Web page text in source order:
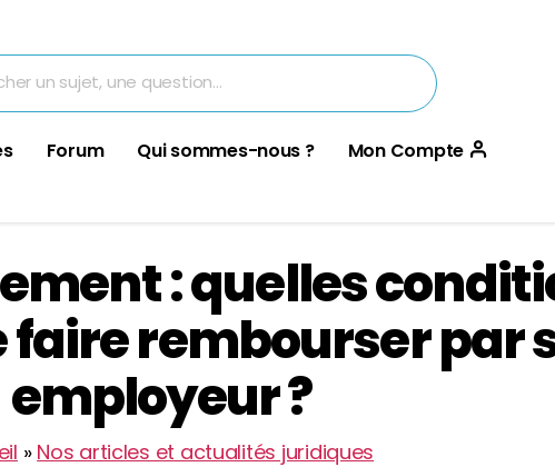
Forum Qui sommes-nous ? Mon Compte
: quelles
rembourser par
employeur ?
» Nos articles et actualités juridiques